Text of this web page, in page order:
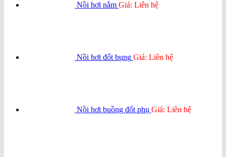
Nồi hơi nằm Giá: Liên hệ
Nồi hơi đốt bụng Giá: Liên hệ
Nồi hơi buồng đốt phụ Giá: Liên hệ